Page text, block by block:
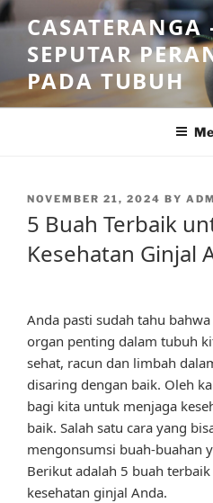
Skip
to
contentSEPUTAR
PADA TUBUH
POSTED
NOVEMBER 21, 2024 BY
5 Buah Terbaik
Kesehatan Ginjal
Anda pasti sudah tahu
organ penting dalam tubuh
sehat, racun dan limbah
disaring dengan baik. Oleh
bagi kita untuk menjaga
baik. Salah satu cara yang
mengonsumsi buah-buahan
Berikut adalah 5 buah
kesehatan ginjal Anda.